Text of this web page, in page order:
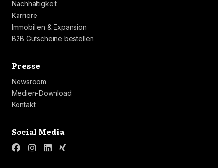
Nachhaltigkeit
Karriere
Immobilien & Expansion
B2B Gutscheine bestellen
Presse
Newsroom
Medien-Download
Kontakt
Social Media